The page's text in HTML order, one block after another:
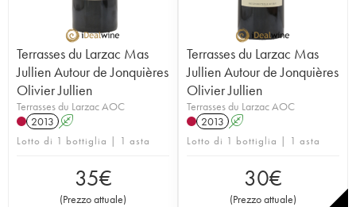
Terrasses du Larzac Mas
Jullien Autour de Jonquières
Olivier Jullien
Terrasses du Larzac AOC
2013 A
Lotto di 1 bottiglia | 1 asta
35€
(Prezzo attuale)
Terrasses du Larzac Mas
Jullien Autour de Jonquières
Olivier Jullien
Terrasses du Larzac AOC
2013 A
Lotto di 1 bottiglia | 1 asta
30€
(Prezzo attuale)